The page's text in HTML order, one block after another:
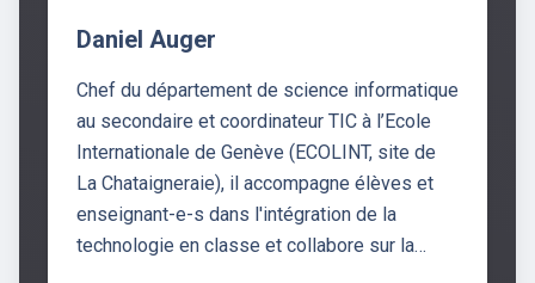
Daniel Auger
Chef du département de science informatique
au secondaire et coordinateur TIC à l’Ecole
Internationale de Genève (ECOLINT, site de
La Chataigneraie), il accompagne élèves et
enseignant-e-s dans l'intégration de la
technologie en classe et collabore sur la…